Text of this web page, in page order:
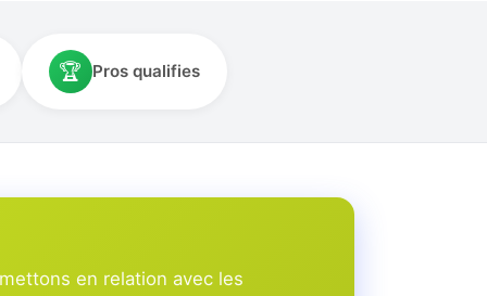
🏆 Pros qualifies
en relation avec les